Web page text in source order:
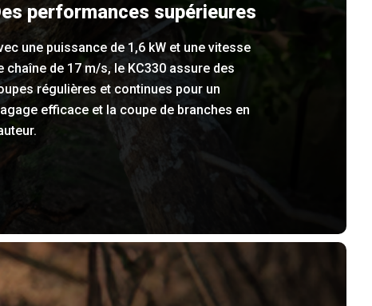
performances supérieures
une puissance de 1,6 kW et une vitesse
chaîne de 17 m/s, le KC330 assure des
régulières et continues pour un
efficace et la coupe de branches en